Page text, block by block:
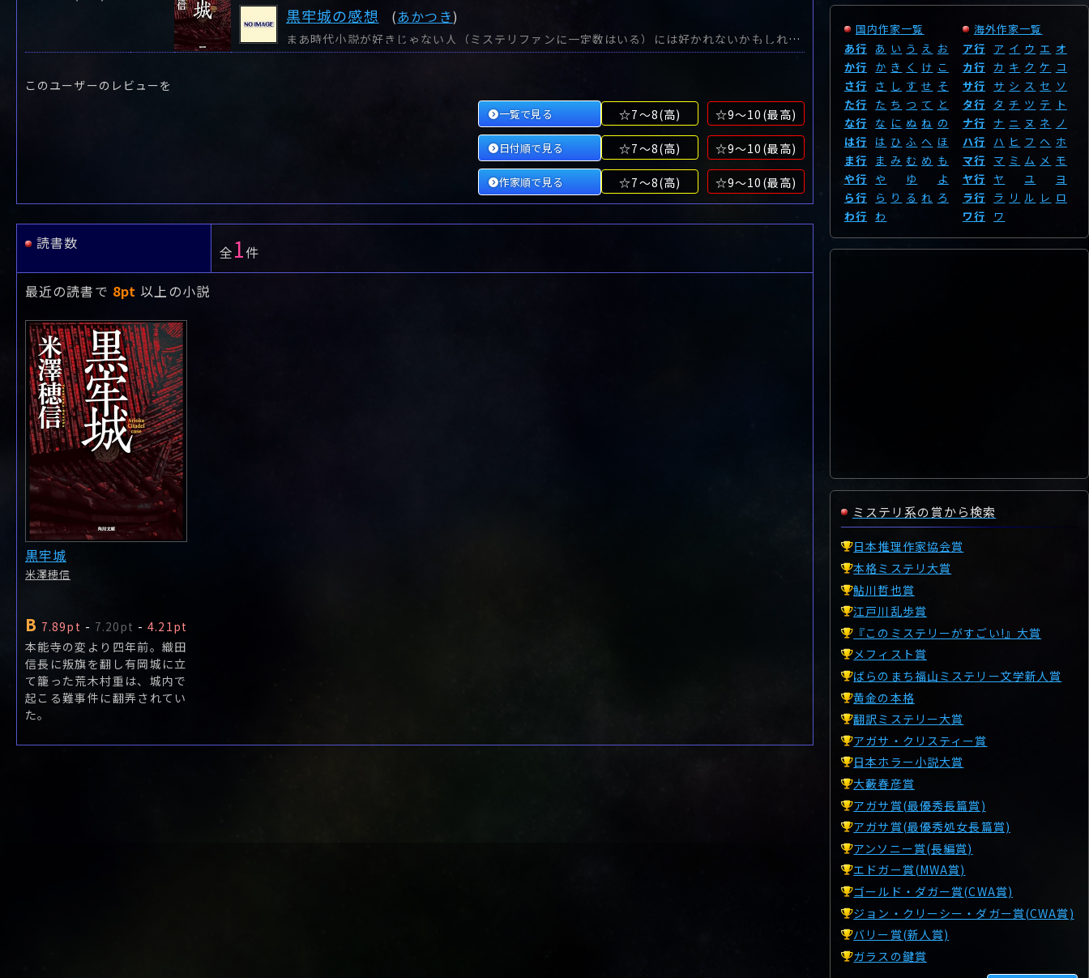
黒牢城の感想
(あかつき)
まあ時代小説が好きじゃない人（ミステリファンに一定数はいる）には好かれないかもしれませんが個人的には素晴らしいと思います。とにかく重厚。読み応え抜群！さすが直木賞を取っただけあるなといった感じです。名実ともに２０２１年のベスト小説だと思います。
このユーザーのレビューを
一覧で見る ☆7～8(高) ☆9～10(最高)
日付順で見る ☆7～8(高) ☆9～10(最高)
作家順で見る ☆7～8(高) ☆9～10(最高)
読書数 全1件
最近の読書で 8pt 以上の小説
黒牢城
米澤穂信
B 7.89pt - 7.20pt - 4.21pt
本能寺の変より四年前。織田
信長に叛旗を翻し有岡城に立
て籠った荒木村重は、城内で
起こる難事件に翻弄されてい
た。
国内作家一覧
あ行
あ い う え お
か行
か き く け こ
さ行
さ し す せ そ
た行
た ち つ て と
な行
な に ぬ ね の
は行
は ひ ふ へ ほ
ま行
ま み む め も
や行
や ゆ
よ
ら行
ら り る れ ろ
わ行 わ
海外作家一覧
ア行
ア イ ウ エ オ
カ行
カ キ ク ケ コ
サ行
サ シ ス セ ソ
タ行
タ チ ツ テ
ト
ナ行
ナ ニ ヌ ネ ノ
ハ行
ハ ヒ フ ヘ ホ
マ行
マ ミ ム メ モ
ヤ行
ヤ ユ
ヨ
ラ行
ラ リ ル レ ロ
ワ行
ワ
ミステリ系の賞から検索
日本推理作家協会賞
本格ミステリ大賞
鮎川哲也賞
江戸川乱歩賞
『このミステリーがすごい!』大賞
メフィスト賞
ばらのまち福山ミステリー文学新人賞
黄金の本格
翻訳ミステリー大賞
アガサ・クリスティー賞
日本ホラー小説大賞
大藪春彦賞
アガサ賞(最優秀長篇賞)
アガサ賞(最優秀処女長篇賞)
アンソニー賞(長編賞)
エドガー賞(MWA賞)
ゴールド・ダガー賞(CWA賞)
ジョン・クリーシー・ダガー賞(CWA賞)
バリー賞(新人賞)
ガラスの鍵賞